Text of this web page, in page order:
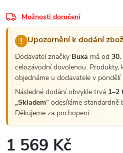
Možnosti doručení
! Upozornění k dodání
Dodavatel značky Buxa má od 30.
celozávodní dovolenou. Produkty,
objednáme u dodavatele v pondělí
Následné dodání obvykle trvá 1–2
„Skladem“ odesíláme standardně
Děkujeme za pochopení.
1 569 Kč